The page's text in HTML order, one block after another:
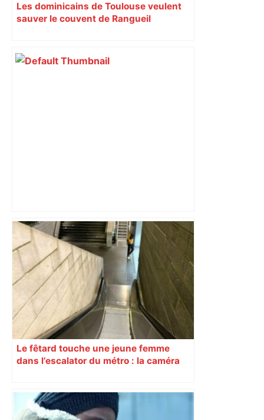
Les dominicains de Toulouse veulent
sauver le couvent de Rangueil
Au cœur du quotidien d'une infirmière
du CHU de Toulouse – Sud Radio
Le fêtard touche une jeune femme
dans l’escalator du métro : la caméra